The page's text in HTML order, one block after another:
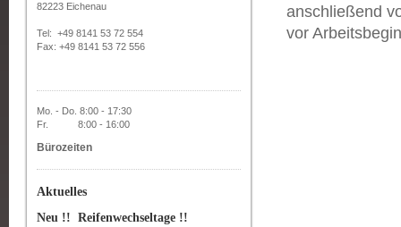
82223 Eichenau
Tel: +49 8141 53 72 554
Fax: +49 8141 53 72 556
Mo. - Do. 8:00 - 17:30
Fr. 8:00 - 16:00
Bürozeiten
Aktuelles
Neu !! Reifenwechseltage !!
anschließend
vor